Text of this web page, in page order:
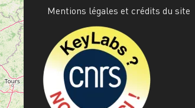
Mentions légales et crédits du site